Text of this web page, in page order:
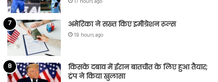
अमेरिका ने सख्त किए इमीग्रेशन रूल्स
18 hours ago
किसके दबाव में ईरान बातचीत के लिए हुआ तैयार;
ट्रंप ने किया खुलासा